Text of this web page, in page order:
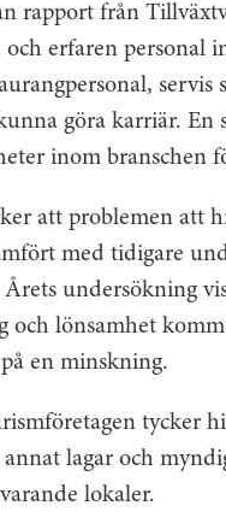
rapport från
erfaren personal
göra karriär. En
inom branschen
att problemen att
med tidigare
Årets undersökning
och lönsamhet
en minskning.
tycker
lagar och
lokaler.